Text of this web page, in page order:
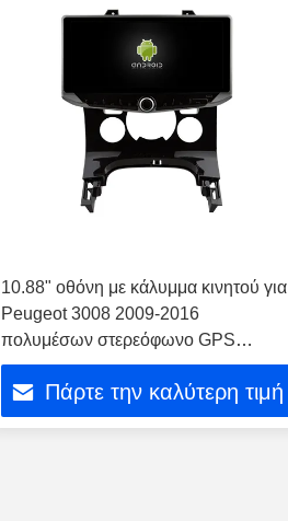
10.88" οθόνη με κάλυμμα κινητού για
Peugeot 3008 2009-2016
πολυμέσων στερεόφωνο GPS
στερεόφωνο
Πάρτε την καλύτερη τιμή